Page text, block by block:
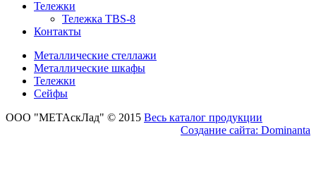
Тележки
Тележка ТBS-8
Контакты
Металлические стеллажи
Металлические шкафы
Тележки
Сейфы
ООО "МЕТАскЛад" © 2015 Весь каталог продукции
Создание сайта: Dominanta